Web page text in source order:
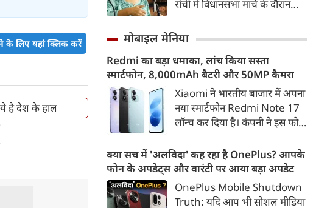
के लिए यहां क्लिक करें
ये है देश के हाल
है। वहीं, EV से जुड़े निर्यात का मूल्य
बढ़कर 2024 में 8.4 करोड़
अमेरिकी डॉलर हो गया।
रांची में विधानसभा मार्च के दौरान
जुलाई को हम पर आंसू गैस के गोले
किया गया; जब हम तब नहीं डरे, तो
यह मामूली स्याही हमारा क्या बिगाड़
लेगी?
मोबाइल मेनिया
Redmi का बड़ा धमाका, लांच किया सस्ता
स्मार्टफोन, 8,000mAh बैटरी और 50MP कैमरा
Xiaomi ने भारतीय बाजार में अपना
नया स्मार्टफोन Redmi Note 17
लॉन्च कर दिया है। कंपनी ने इस फोन
डिस्प्ले, 8,000mAh की बड़ी बैटरी
और Qualcomm Snapdragon
चिपसेट के साथ पेश किया है। फोन में
50MP का मेन कैमरा दिया गया है।
क्या सच में 'अलविदा' कह रहा है OnePlus? आपके
फोन के अपडेट्स और वारंटी पर आया बड़ा अपडेट
OnePlus Mobile Shutdown
Truth: यदि आप भी सोशल मीडिया